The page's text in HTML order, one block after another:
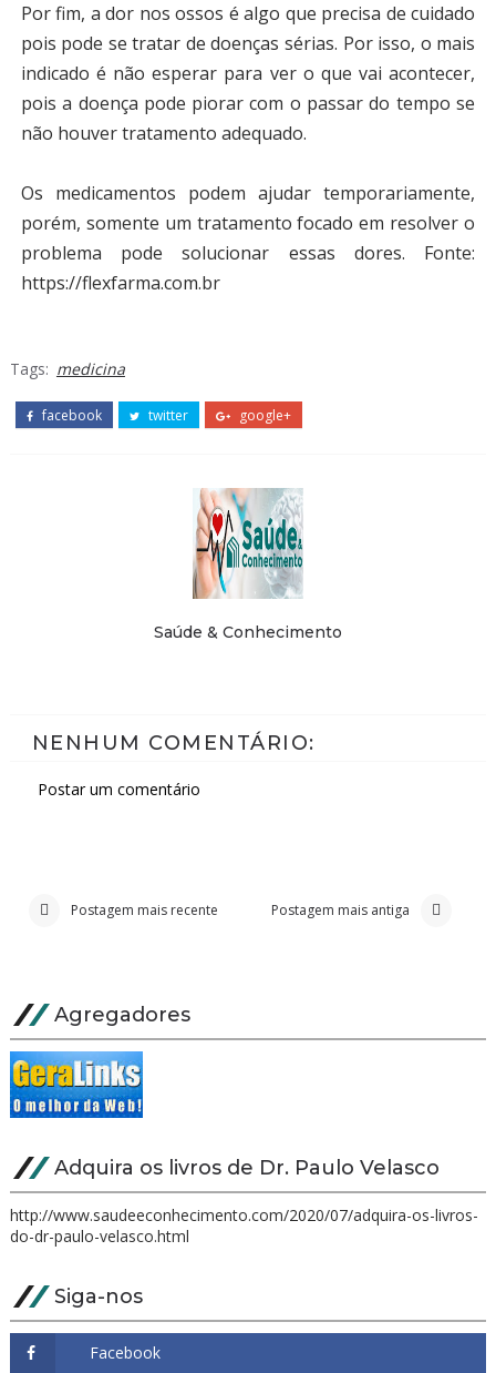
Por fim, a dor nos ossos é algo que precisa de cuidado
pois pode se tratar de doenças sérias. Por isso, o mais
indicado é não esperar para ver o que vai acontecer,
pois a doença pode piorar com o passar do tempo se
não houver tratamento adequado.
Os medicamentos podem ajudar temporariamente,
porém, somente um tratamento focado em resolver o
problema pode solucionar essas dores. Fonte:
https://flexfarma.com.br
Tags: medicina
facebook twitter google+
Saúde & Conhecimento
NENHUM COMENTÁRIO:
Postar um comentário
Postagem mais recente Postagem mais antiga
Agregadores
Adquira os livros de Dr. Paulo Velasco
http://www.saudeeconhecimento.com/2020/07/adquira-os-livros-
do-dr-paulo-velasco.html
Siga-nos